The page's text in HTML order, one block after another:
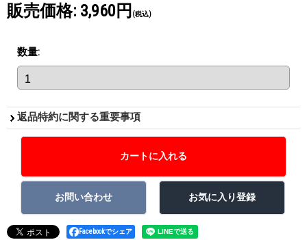
販売価格: 3,960円 (税込)
数量:
返品特約に関する重要事項
Facebookでシェア